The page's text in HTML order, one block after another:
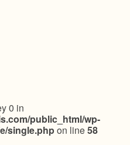
0 in
public_html/wp-
single.phpon line58